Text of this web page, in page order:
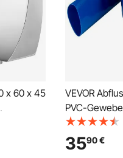
x 60 x 45
VEVOR
PVC-
Rückspül-
wetterfest
3590€